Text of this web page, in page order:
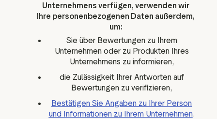
Unternehmens verfügen, verwenden wir
Ihre personenbezogenen Daten außerdem,
um:
Sie über Bewertungen zu Ihrem
Unternehmen oder zu Produkten Ihres
Unternehmens zu informieren,
die Zulässigkeit Ihrer Antworten auf
Bewertungen zu verifizieren,
Bestätigen Sie Angaben zu Ihrer Person
und Informationen zu Ihrem Unternehmen.